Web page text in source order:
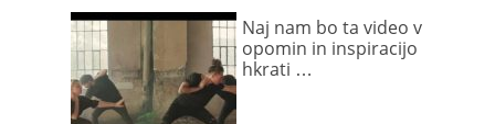
Naj nam bo ta video v
opomin in inspiracijo
hkrati …